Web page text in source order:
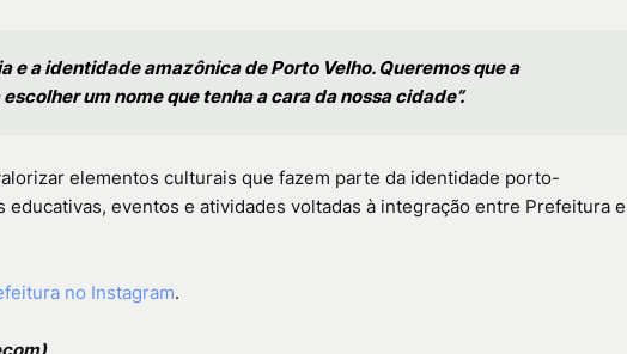
e a identidade amazônica de Porto Velho. Queremos que a
um nome que tenha a cara da nossa cidade”.
elementos culturais que fazem parte da identidade porto-
eventos e atividades voltadas à integração entre Prefeitura e
no Instagram.